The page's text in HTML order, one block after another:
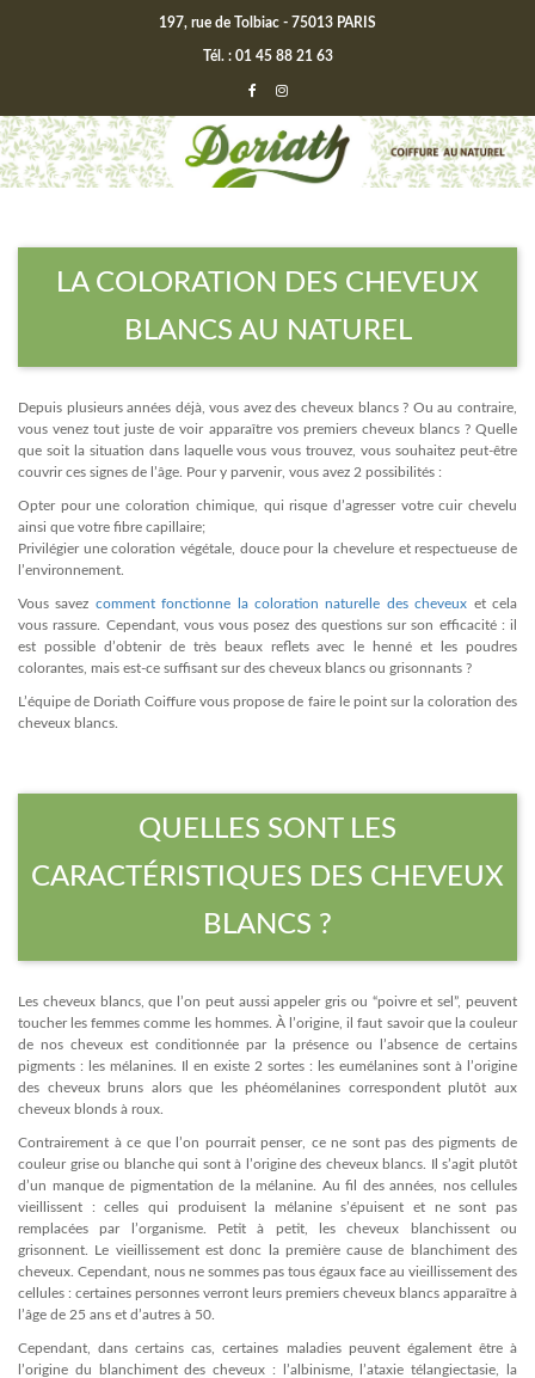
197, rue de Tolbiac - 75013 PARIS
Tél. : 01 45 88 21 63
LA COLORATION DES CHEVEUX
BLANCS AU NATUREL
Depuis plusieurs années déjà, vous avez des cheveux blancs ? Ou au contraire,
vous venez tout juste de voir apparaître vos premiers cheveux blancs ? Quelle
que soit la situation dans laquelle vous vous trouvez, vous souhaitez peut-être
couvrir ces signes de l’âge. Pour y parvenir, vous avez 2 possibilités :
Opter pour une coloration chimique, qui risque d’agresser votre cuir chevelu
ainsi que votre fibre capillaire;
Privilégier une coloration végétale, douce pour la chevelure et respectueuse de
l’environnement.
Vous savez comment fonctionne la coloration naturelle des cheveux et cela
vous rassure. Cependant, vous vous posez des questions sur son efficacité : il
est possible d’obtenir de très beaux reflets avec le henné et les poudres
colorantes, mais est-ce suffisant sur des cheveux blancs ou grisonnants ?
L’équipe de Doriath Coiffure vous propose de faire le point sur la coloration des
cheveux blancs.
QUELLES SONT LES
CARACTÉRISTIQUES DES CHEVEUX
BLANCS ?
Les cheveux blancs, que l’on peut aussi appeler gris ou “poivre et sel”, peuvent
toucher les femmes comme les hommes. À l’origine, il faut savoir que la couleur
de nos cheveux est conditionnée par la présence ou l’absence de certains
pigments : les mélanines. Il en existe 2 sortes : les eumélanines sont à l’origine
des cheveux bruns alors que les phéomélanines correspondent plutôt aux
cheveux blonds à roux.
Contrairement à ce que l’on pourrait penser, ce ne sont pas des pigments de
couleur grise ou blanche qui sont à l’origine des cheveux blancs. Il s’agit plutôt
d’un manque de pigmentation de la mélanine. Au fil des années, nos cellules
vieillissent : celles qui produisent la mélanine s’épuisent et ne sont pas
remplacées par l’organisme. Petit à petit, les cheveux blanchissent ou
grisonnent. Le vieillissement est donc la première cause de blanchiment des
cheveux. Cependant, nous ne sommes pas tous égaux face au vieillissement des
cellules : certaines personnes verront leurs premiers cheveux blancs apparaître à
l’âge de 25 ans et d’autres à 50.
Cependant, dans certains cas, certaines maladies peuvent également être à
l’origine du blanchiment des cheveux : l’albinisme, l’ataxie télangiectasie, la